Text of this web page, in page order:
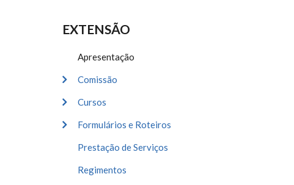
EXTENSÃO
Apresentação
Comissão
Cursos
Formulários e Roteiros
Prestação de Serviços
Regimentos